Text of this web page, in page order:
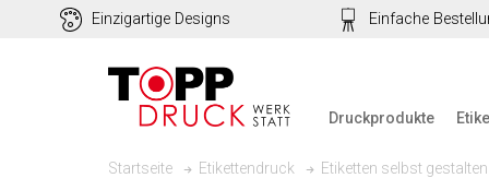
Einzigartige Designs Einfache
Druckprodukte
Startseite Etikettendruck Etiketten selbst gestalten